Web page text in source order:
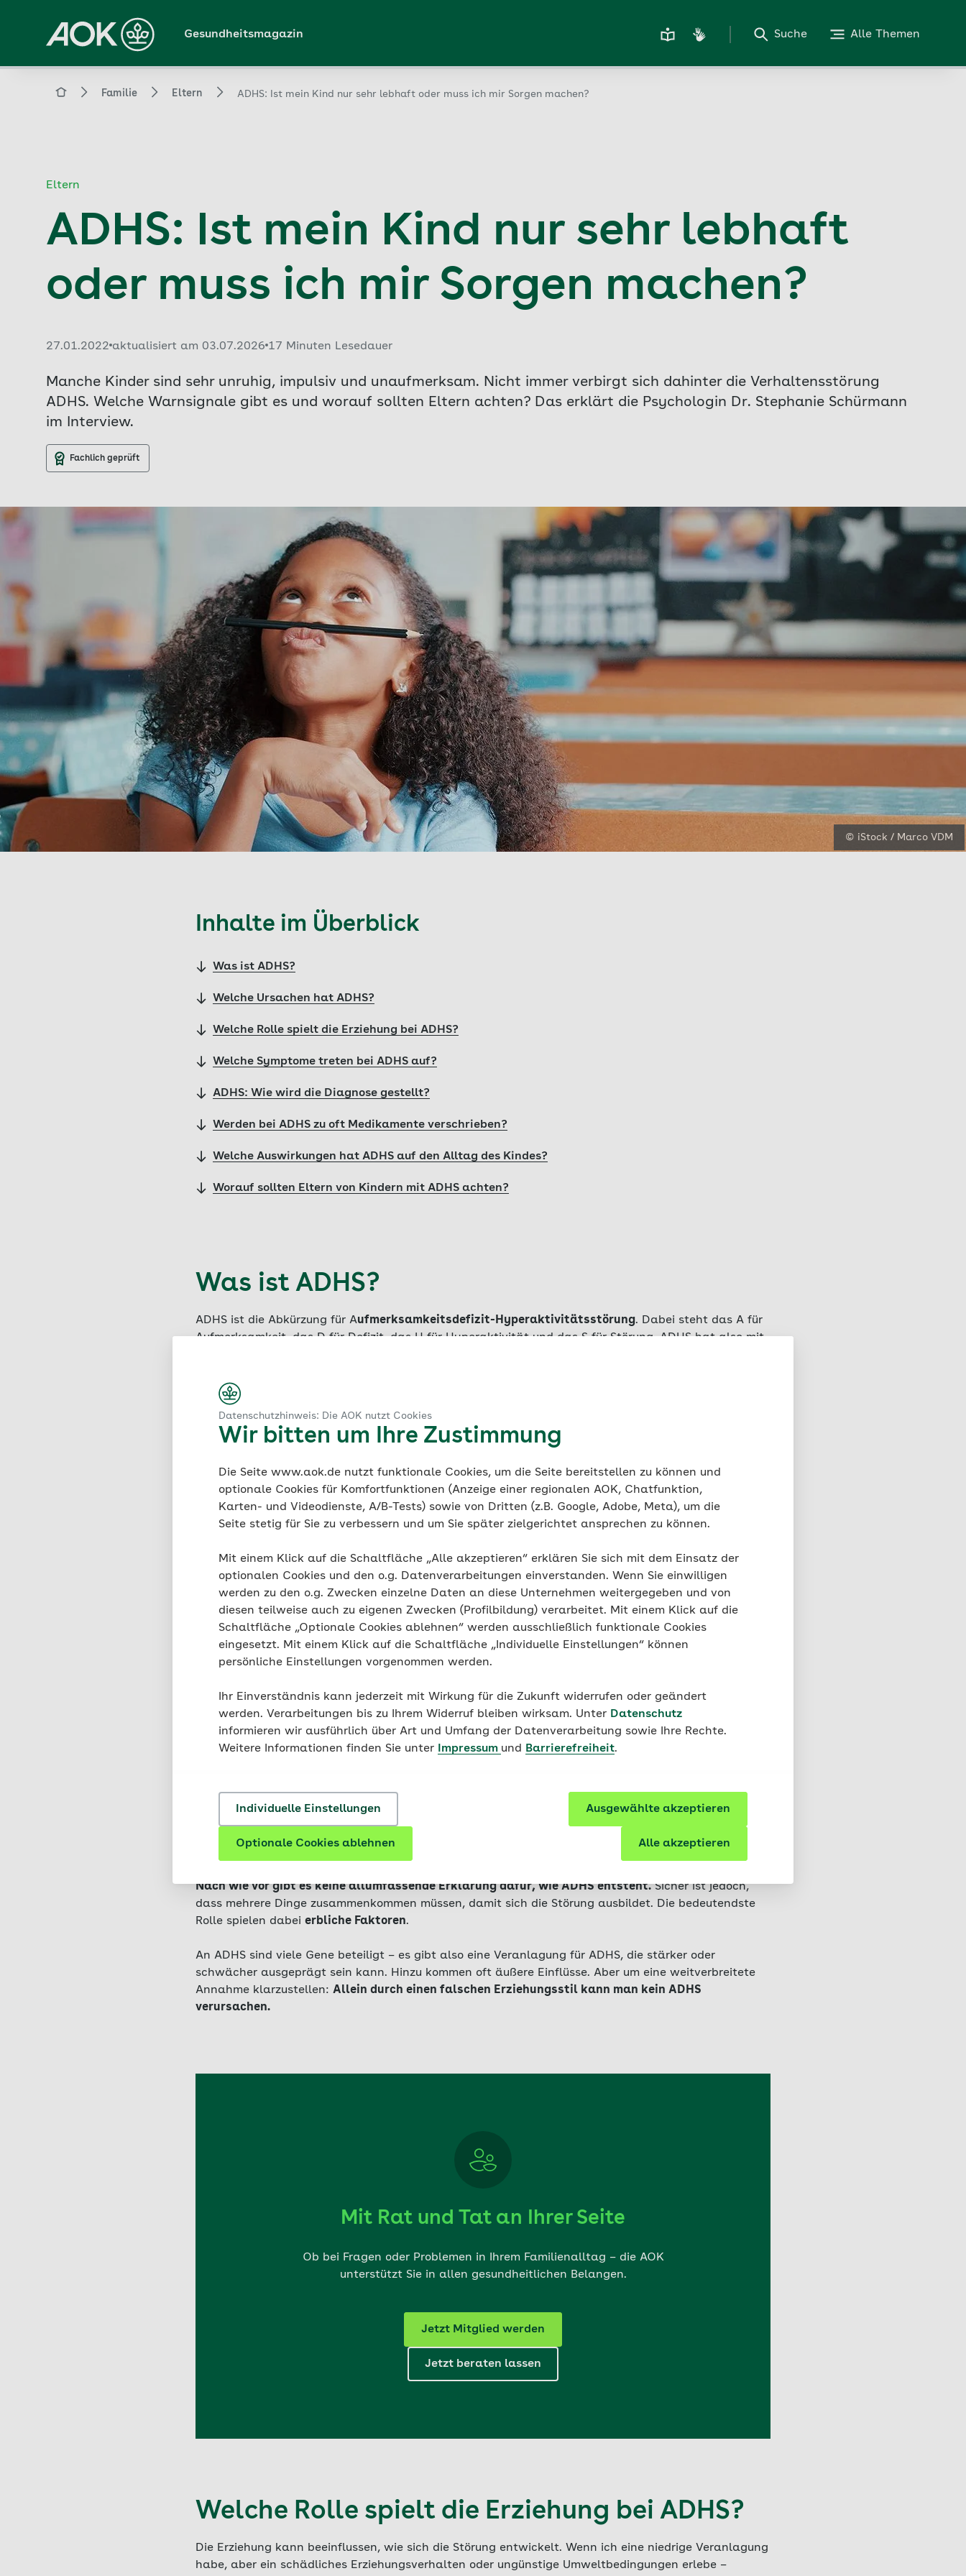
Datenschutzhinweis: Die AOK nutzt Cookies
Wir bitten um Ihre Zustimmung
Die Seite www.aok.de nutzt funktionale Cookies, um die Seite bereitstellen zu können und
optionale Cookies für Komfortfunktionen (Anzeige einer regionalen AOK, Chatfunktion,
Karten- und Videodienste, A/B-Tests) sowie von Dritten (z.B. Google, Adobe, Meta), um die
Seite stetig für Sie zu verbessern und um Sie später zielgerichtet ansprechen zu können.
Mit einem Klick auf die Schaltfläche „Alle akzeptieren“ erklären Sie sich mit dem Einsatz der
optionalen Cookies und den o.g. Datenverarbeitungen einverstanden. Wenn Sie einwilligen
werden zu den o.g. Zwecken einzelne Daten an diese Unternehmen weitergegeben und von
diesen teilweise auch zu eigenen Zwecken (Profilbildung) verarbeitet. Mit einem Klick auf die
Schaltfläche „Optionale Cookies ablehnen“ werden ausschließlich funktionale Cookies
eingesetzt. Mit einem Klick auf die Schaltfläche „Individuelle Einstellungen“ können
persönliche Einstellungen vorgenommen werden.
Ihr Einverständnis kann jederzeit mit Wirkung für die Zukunft widerrufen oder geändert
werden. Verarbeitungen bis zu Ihrem Widerruf bleiben wirksam. Unter Datenschutz
informieren wir ausführlich über Art und Umfang der Datenverarbeitung sowie Ihre Rechte.
Weitere Informationen finden Sie unter
Impressum und Barrierefreiheit.
Individuelle Einstellungen Ausgewählte akzeptieren
Optionale Cookies ablehnen Alle akzeptieren
Hauptinhalt
springen
Gesundheitsmagazin Suche Alle Themen
Magazin Familie Eltern ADHS: Ist mein Kind nur sehr lebhaft oder muss ich mir Sorgen machen?
Eltern
ADHS: Ist mein Kind nur sehr lebhaft
oder muss ich mir Sorgen machen?
Veröffentlicht am:
27.01.2022 aktualisiert am 03.07.2026 17 Minuten Lesedauer
Manche Kinder sind sehr unruhig, impulsiv und unaufmerksam. Nicht immer verbirgt sich dahinter die Verhaltensstörung
ADHS. Welche Warnsignale gibt es und worauf sollten Eltern achten? Das erklärt die Psychologin Dr. Stephanie Schürmann
im Interview.
Fachlich geprüft
© iStock / Marco VDM
Inhalte im Überblick
Was ist ADHS?
Welche Ursachen hat ADHS?
Welche Rolle spielt die Erziehung bei ADHS?
Welche Symptome treten bei ADHS auf?
ADHS: Wie wird die Diagnose gestellt?
Werden bei ADHS zu oft Medikamente verschrieben?
Welche Auswirkungen hat ADHS auf den Alltag des Kindes?
Worauf sollten Eltern von Kindern mit ADHS achten?
Was ist ADHS?
ADHS ist die Abkürzung für Aufmerksamkeitsdefizit-Hyperaktivitätsstörung. Dabei steht das A für
Aufmerksamkeit, das D für Defizit, das H für Hyperaktivität und das S für Störung. ADHS hat also mit
Hinzu kommt die Hyperaktivität – also eine motorische Unruhe.
ADHS, wenn es diese Auffälligkeiten schon länger als ein halbes Jahr gibt und sie in mehreren
Lebensbereichen auftreten.
sollte zunächst abgeklärt werden, ob ihnen nicht vielleicht eine andere Ursache zugrunde liegt.
Dr. rer. medic. Stephanie Schürmann ist Diplom-Psychologin und
auf ADHS leitet sie dort die Ambulanz des Ausbildungsinstituts für Kinder-
und Jugendlichenpsychotherapie.
Welche Ursachen hat ADHS?
Nach wie vor gibt es keine allumfassende Erklärung dafür, wie ADHS entsteht.Sicher ist jedoch,
dass mehrere Dinge zusammenkommen müssen, damit sich die Störung ausbildet. Die bedeutendste
Rolle spielen dabei erbliche Faktoren.
An ADHS sind viele Gene beteiligt – es gibt also eine Veranlagung für ADHS, die stärker oder
schwächer ausgeprägt sein kann. Hinzu kommen oft äußere Einflüsse. Aber um eine weitverbreitete
Annahme klarzustellen: Allein durch einen falschen Erziehungsstil kann man kein ADHS
verursachen.
Mit Rat und Tat an Ihrer Seite
Ob bei Fragen oder Problemen in Ihrem Familienalltag – die AOK
unterstützt Sie in allen gesundheitlichen Belangen.
Jetzt Mitglied werden
Jetzt beraten lassen
Welche Rolle spielt die Erziehung bei ADHS?
Die Erziehung kann beeinflussen, wie sich die Störung entwickelt. Wenn ich eine niedrige Veranlagung
habe, aber ein schädliches Erziehungsverhalten oder ungünstige Umweltbedingungen erlebe –